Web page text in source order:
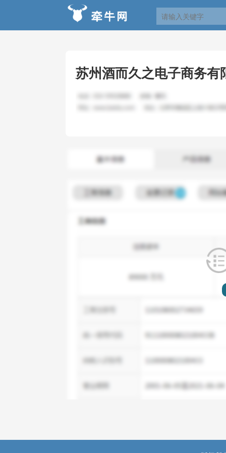
苏州酒而久之电子商务有